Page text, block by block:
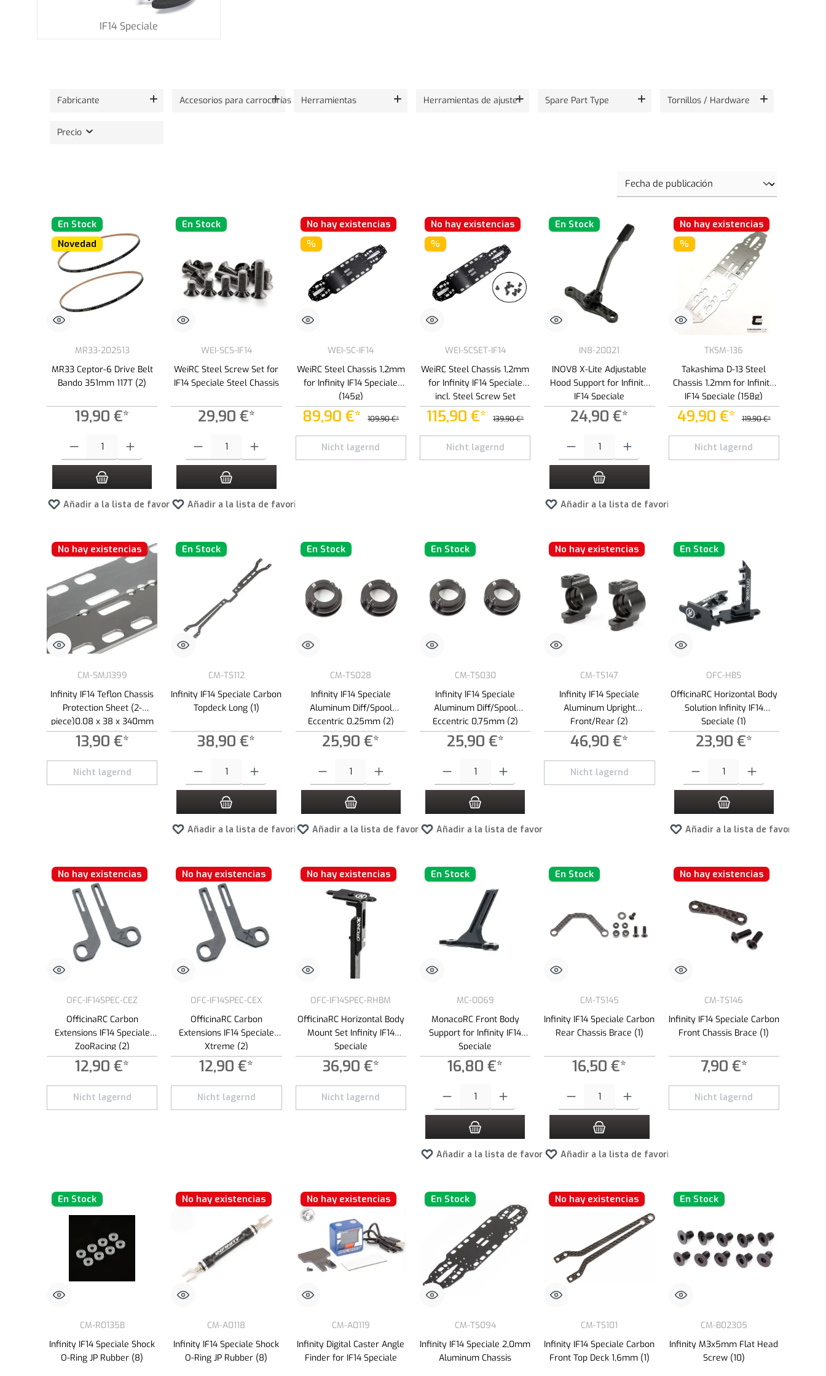
IF14 Speciale
Fabricante Accesorios para carrocerías Herramientas Herramientas de ajuste Spare Part Type Tornillos / Hardware
Precio
Mostrando 24 de 182 productos.
En Stock
Novedad
MR33-202513
MR33 Ceptor-6 Drive Belt
Bando 351mm 117T (2)
19,90 €*
Cantidad del producto: introduce la cantidad deseada o usa los botones para aumentar o disminuir la cantidad.
Añadir a la lista de favoritos
En Stock
WEI-SCS-IF14
WeiRC Steel Screw Set for
IF14 Speciale Steel Chassis
29,90 €*
Cantidad del producto: introduce la cantidad deseada o usa los botones para aumentar o disminuir la cantidad.
Añadir a la lista de favoritos
No hay existencias
%
WEI-SC-IF14
WeiRC Steel Chassis 1,2mm
for Infinity IF14 Speciale
(145g)
89,90 €* 109,90 €*
Nicht lagernd
No hay existencias
%
WEI-SCSET-IF14
WeiRC Steel Chassis 1,2mm
for Infinity IF14 Speciale
incl. Steel Screw Set
115,90 €* 139,90 €*
Nicht lagernd
En Stock
IN8-20021
INOV8 X-Lite Adjustable
Hood Support for Infinity
IF14 Speciale
24,90 €*
Cantidad del producto: introduce la cantidad deseada o usa los botones para
Añadir a la lista de favoritos
No hay existencias
%
TKSM-136
Takashima D-13 Steel
Chassis 1,2mm for Infinity
IF14 Speciale (158g)
49,90 €* 119,90 €*
Nicht lagernd
No hay existencias
CM-SMJ1399
Infinity IF14 Teflon Chassis
Protection Sheet (2-
piece)0.08 x 38 x 340mm
13,90 €*
Nicht lagernd
En Stock
CM-TS112
Infinity IF14 Speciale Carbon
Topdeck Long (1)
38,90 €*
Cantidad del producto: introduce la cantidad deseada o usa los botones para aumentar o disminuir la cantidad.
Añadir a la lista de favoritos
En Stock
CM-TS028
Infinity IF14 Speciale
Aluminum Diff/Spool
Eccentric 0,25mm (2)
25,90 €*
Cantidad del producto: introduce la cantidad deseada o usa los botones para aumentar o disminuir la cantidad.
Añadir a la lista de favoritos
En Stock
CM-TS030
Infinity IF14 Speciale
Aluminum Diff/Spool
Eccentric 0,75mm (2)
25,90 €*
Cantidad del producto: introduce la cantidad deseada o usa los botones para aumentar o disminuir la cantidad.
Añadir a la lista de favoritos
No hay existencias
CM-TS147
Infinity IF14 Speciale
Aluminum Upright
Front/Rear (2)
46,90 €*
Nicht lagernd
En Stock
OFC-HBS
OfficinaRC Horizontal Body
Solution Infinity IF14
Speciale (1)
23,90 €*
Añadir a la lista de favoritos
No hay existencias
OFC-IF14SPEC-CEZ
OfficinaRC Carbon
Extensions IF14 Speciale
ZooRacing (2)
12,90 €*
Nicht lagernd
No hay existencias
OFC-IF14SPEC-CEX
OfficinaRC Carbon
Extensions IF14 Speciale
Xtreme (2)
12,90 €*
Nicht lagernd
No hay existencias
OFC-IF14SPEC-RHBM
OfficinaRC Horizontal Body
Mount Set Infinity IF14
Speciale
36,90 €*
Nicht lagernd
En Stock
MC-0069
MonacoRC Front Body
Support for Infinity IF14
Speciale
16,80 €*
Cantidad del producto: introduce la cantidad deseada o usa los botones para aumentar o disminuir la cantidad.
Añadir a la lista de favoritos
En Stock
CM-TS145
Infinity IF14 Speciale Carbon
Rear Chassis Brace (1)
16,50 €*
Cantidad del producto: introduce la cantidad deseada o usa los botones para
Añadir a la lista de favoritos
No hay existencias
CM-TS146
Infinity IF14 Speciale Carbon
Front Chassis Brace (1)
7,90 €*
Nicht lagernd
En Stock
CM-R0135B
Infinity IF14 Speciale Shock
O-Ring JP Rubber (8)
No hay existencias
CM-A0118
Infinity IF14 Speciale Shock
O-Ring JP Rubber (8)
No hay existencias
CM-A0119
Infinity Digital Caster Angle
Finder for IF14 Speciale
En Stock
CM-TS094
Infinity IF14 Speciale 2,0mm
Aluminum Chassis
No hay existencias
CM-TS101
Infinity IF14 Speciale Carbon
Front Top Deck 1,6mm (1)
En Stock
CM-B02305
Infinity M3x5mm Flat Head
Screw (10)